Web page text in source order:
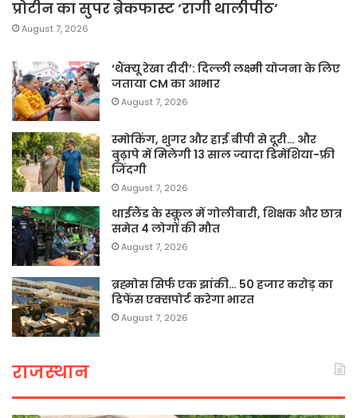
प्रोटीन का सुपर ब्रेकफास्ट ‘रागी थालीपीठ’
August 7, 2026
‘थैंक्यू रेखा दीदी’: दिल्ली लक्ष्मी योजना के लिए
जताया CM का आभार
August 7, 2026
स्मोकिंग, शुगर और हाई बीपी से दूरी… और
बुढ़ापे में मिलेगी 13 साल ज्यादा डिमेंशिया-फ्री
जिंदगी
August 7, 2026
थाईलैंड के स्कूल में गोलीबारी, शिक्षक और छात्र
समेत 4 लोगों की मौत
August 7, 2026
ब्रह्मोस सिर्फ एक झांकी… 50 हजार करोड़ का
डिफेंस एक्सपोर्ट करेगा भारत
August 7, 2026
राजस्थान